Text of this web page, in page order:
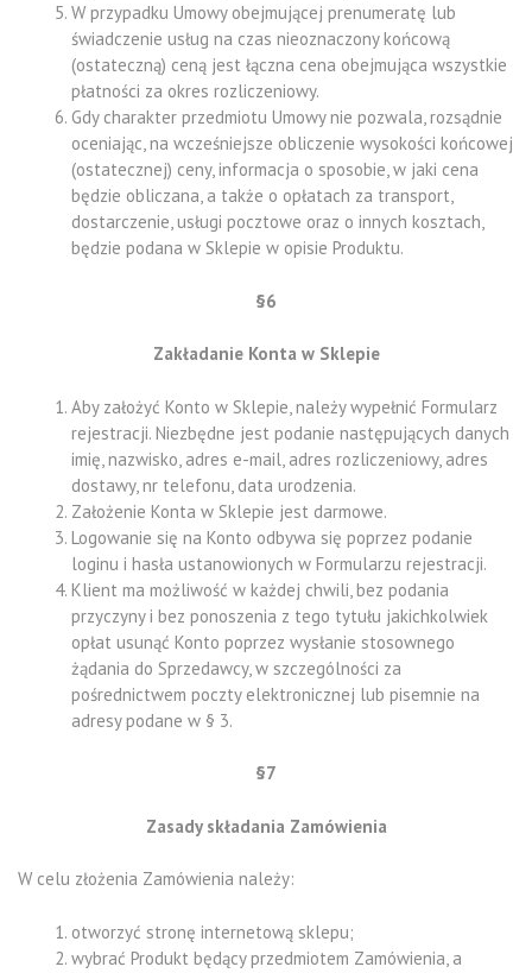
W przypadku Umowy obejmującej prenumeratę lub
świadczenie usług na czas nieoznaczony końcową
(ostateczną) ceną jest łączna cena obejmująca wszystkie
płatności za okres rozliczeniowy.
Gdy charakter przedmiotu Umowy nie pozwala, rozsądnie
oceniając, na wcześniejsze obliczenie wysokości końcowej
(ostatecznej) ceny, informacja o sposobie, w jaki cena
będzie obliczana, a także o opłatach za transport,
dostarczenie, usługi pocztowe oraz o innych kosztach,
będzie podana w Sklepie w opisie Produktu.
§6
Zakładanie Konta w Sklepie
Aby założyć Konto w Sklepie, należy wypełnić Formularz
rejestracji. Niezbędne jest podanie następujących danych
imię, nazwisko, adres e-mail, adres rozliczeniowy, adres
dostawy, nr telefonu, data urodzenia.
Założenie Konta w Sklepie jest darmowe.
Logowanie się na Konto odbywa się poprzez podanie
loginu i hasła ustanowionych w Formularzu rejestracji.
Klient ma możliwość w każdej chwili, bez podania
przyczyny i bez ponoszenia z tego tytułu jakichkolwiek
opłat usunąć Konto poprzez wysłanie stosownego
żądania do Sprzedawcy, w szczególności za
pośrednictwem poczty elektronicznej lub pisemnie na
adresy podane w § 3.
§7
Zasady składania Zamówienia
W celu złożenia Zamówienia należy:
otworzyć stronę internetową sklepu;
wybrać Produkt będący przedmiotem Zamówienia, a